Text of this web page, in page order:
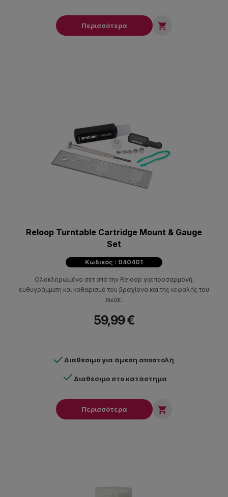
Περισσότερα 
Reloop Turntable Cartridge Mount & Gauge
Set
Κωδικός : 040401
Ολοκληρωμένο σετ από την Reloop για προσαρμογή,
ευθυγράμμιση και καθαρισμό του βραχίονα και της κεφαλής του
πικάπ.
59,99 €
Διαθέσιμο για άμεση αποστολή
Διαθέσιμο στο κατάστημα
Περισσότερα 